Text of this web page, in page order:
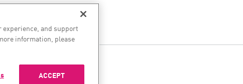
experience, and support
information, please
ACCEPT